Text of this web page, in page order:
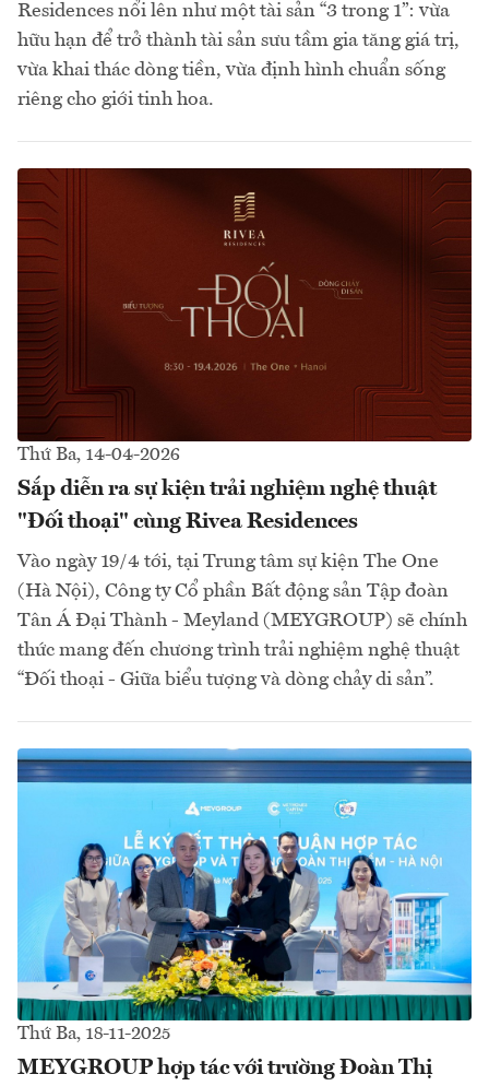
Residences nổi lên như một tài sản “3 trong 1”: vừa
hữu hạn để trở thành tài sản sưu tầm gia tăng giá trị,
vừa khai thác dòng tiền, vừa định hình chuẩn sống
riêng cho giới tinh hoa.
Thứ Ba, 14-04-2026
Sắp diễn ra sự kiện trải nghiệm nghệ thuật
"Đối thoại" cùng Rivea Residences
Vào ngày 19/4 tới, tại Trung tâm sự kiện The One
(Hà Nội), Công ty Cổ phần Bất động sản Tập đoàn
Tân Á Đại Thành - Meyland (MEYGROUP) sẽ chính
thức mang đến chương trình trải nghiệm nghệ thuật
“Đối thoại - Giữa biểu tượng và dòng chảy di sản”.
Thứ Ba, 18-11-2025
MEYGROUP hợp tác với trường Đoàn Thị